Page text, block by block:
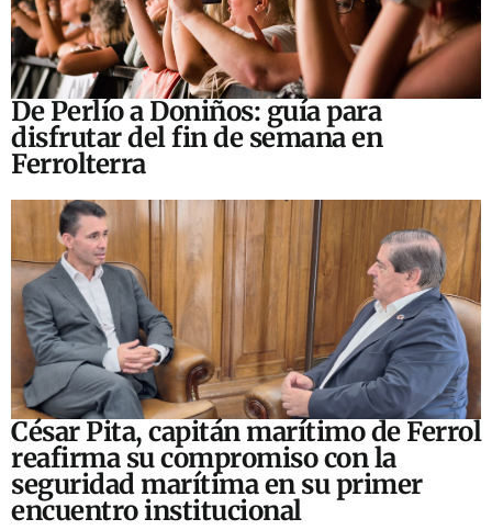
De Perlío a Doniños: guía para
disfrutar del fin de semana en
Ferrolterra
César Pita, capitán marítimo de Ferrol
reafirma su compromiso con la
seguridad marítima en su primer
encuentro institucional